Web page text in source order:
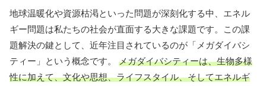
地球温暖化や資源枯渇といった問題が深刻化する中、エネル
ギー問題は私たちの社会が直面する大きな課題です。この課
題解決の鍵として、近年注目されているのが「メガダイバシ
ティー」という概念です。 メガダイバシティーは、生物多様
性に加えて、文化や思想、ライフスタイル、そしてエネルギ